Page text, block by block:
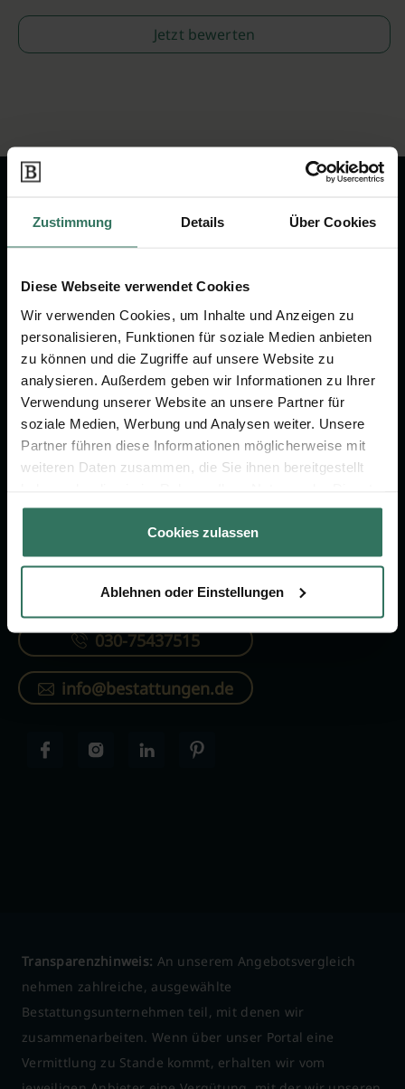
Zustimmung Details Über Cookies
Diese Webseite verwendet Cookies
Wir verwenden Cookies, um Inhalte und Anzeigen zu
personalisieren, Funktionen für soziale Medien anbieten
zu können und die Zugriffe auf unsere Website zu
analysieren. Außerdem geben wir Informationen zu Ihrer
Verwendung unserer Website an unsere Partner für
soziale Medien, Werbung und Analysen weiter. Unsere
Partner führen diese Informationen möglicherweise mit
weiteren Daten zusammen, die Sie ihnen bereitgestellt
gesammelt haben.
Cookies zulassen
Ablehnen oder Einstellungen
Jetzt bewerten
Wir sind Ihr Ansprechpartner rund
Vorsorge.
Jetzt beraten lassen
FÜR SIE
Vergleich
Verzeichnis
FÜR BESTATTER
Online-Portal
KONTAKTIEREN SIE UNS
030-75437515
info@bestattungen.de
Transparenzhinweis: An unserem Angebotsvergleich
nehmen zahlreiche, ausgewählte
Bestattungsunternehmen teil, mit denen wir
zusammenarbeiten. Wenn über unser Portal eine
Vermittlung zu Stande kommt, erhalten wir vom